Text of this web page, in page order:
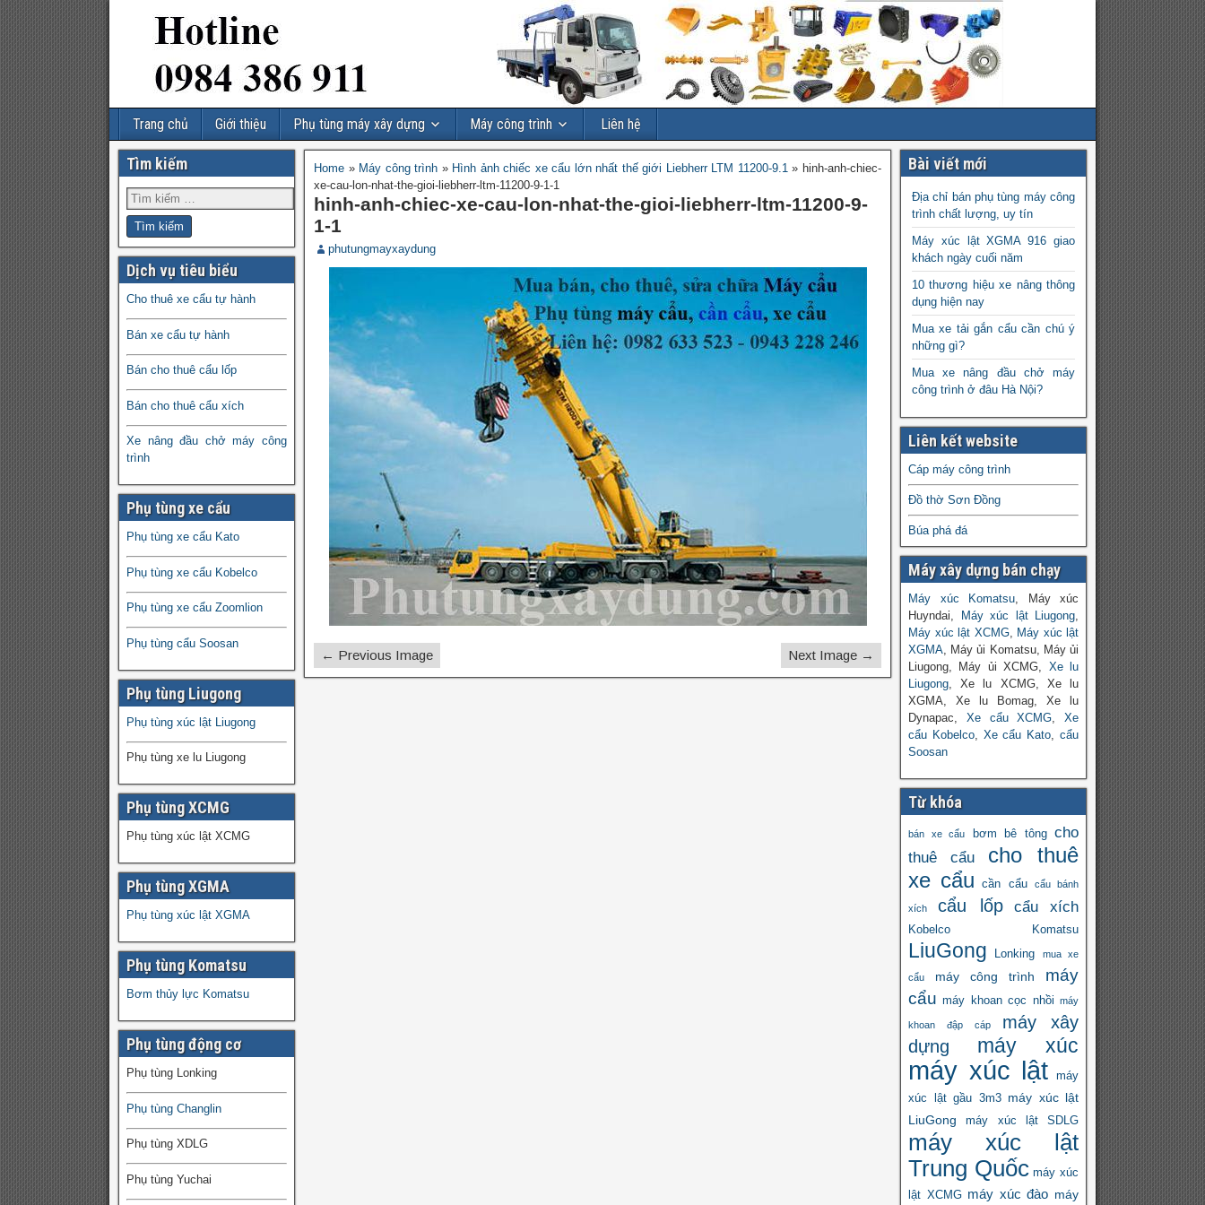
Trang chủ Giới thiệu Phụ tùng máy xây dựng Máy công trình Liên hệ
Home » Máy công trình » Hình ảnh chiếc xe cẩu lớn nhất thế giới Liebherr LTM 11200-9.1» hinh-anh-chiec-
xe-cau-lon-nhat-the-gioi-liebherr-ltm-11200-9-1-1
hinh-anh-chiec-xe-cau-lon-nhat-the-gioi-liebherr-ltm-11200-9-
1-1
phutungmayxaydung
← Previous Image Next Image →
Tìm kiếm
Dịch vụ tiêu biểu
Cho thuê xe cẩu tự hành
Bán xe cẩu tự hành
Bán cho thuê cẩu lốp
Bán cho thuê cẩu xích
Xe nâng đầu chở máy công
trình
Phụ tùng xe cẩu
Phụ tùng xe cẩu Kato
Phụ tùng xe cẩu Kobelco
Phụ tùng xe cẩu Zoomlion
Phụ tùng cẩu Soosan
Phụ tùng Liugong
Phụ tùng xúc lật Liugong
Phụ tùng xe lu Liugong
Phụ tùng XCMG
Phụ tùng xúc lật XCMG
Phụ tùng XGMA
Phụ tùng xúc lật XGMA
Phụ tùng Komatsu
Bơm thủy lực Komatsu
Phụ tùng động cơ
Phụ tùng Lonking
Phụ tùng Changlin
Phụ tùng XDLG
Phụ tùng Yuchai
Bài viết mới
Địa chỉ bán phụ tùng máy công
trình chất lượng, uy tín
Máy xúc lật XGMA 916 giao
khách ngày cuối năm
10 thương hiệu xe nâng thông
dụng hiện nay
Mua xe tải gắn cẩu cần chú ý
những gì?
Mua xe nâng đầu chở máy
công trình ở đâu Hà Nội?
Liên kết website
Cáp máy công trình
Đồ thờ Sơn Đồng
Búa phá đá
Máy xây dựng bán chạy
Máy xúc Komatsu, Máy xúc
Huyndai,
Máy xúc lật Liugong,
Máy xúc lật XCMG, Máy xúc lật
XGMA, Máy ủi Komatsu, Máy ủi
Liugong, Máy ủi XCMG, Xe lu
Liugong, Xe lu XCMG, Xe lu
XGMA, Xe lu Bomag, Xe lu
Dynapac, Xe cẩu XCMG, Xe
cẩu Kobelco, Xe cẩu Kato,cẩu
Soosan
Từ khóa
bán xe cẩu bơm bê tông
cho
thuê cẩu
cho thuê
xe cẩu
cần cẩu cẩu bánh
xích cẩu lốp cẩu xích
Kobelco Komatsu
LiuGong Lonking mua xe
cẩu máy công trình
máy
cẩu máy khoan cọc nhồi máy
khoan đập cáp
máy xây
dựng
máy xúc
máy xúc lật
máy
xúc lật gầu 3m3
máy xúc lật
LiuGong
máy xúc lật SDLG
máy xúc lật
Trung Quốc máy xúc
lật XCMG máy xúc đào máy